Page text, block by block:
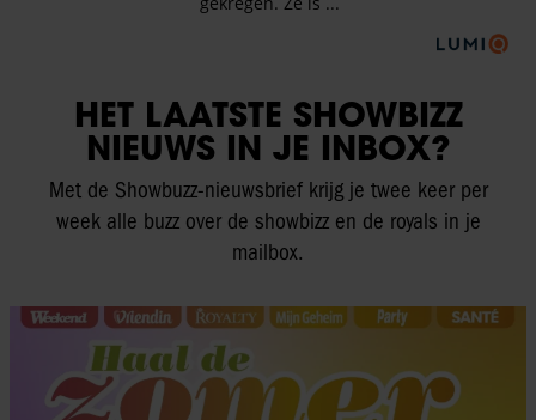
HET LAATSTE SHOWBIZZ
NIEUWS IN JE INBOX?
Met de Showbuzz-nieuwsbrief krijg je twee keer per
week alle buzz over de showbizz en de royals in je
mailbox.